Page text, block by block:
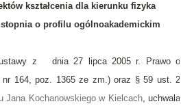
kształcenia dla kierunku fizyka
o profilu ogólnoakademickim
z dnia 27 lipca 2005 r. Prawo o
164, poz. 1365 ze zm.) oraz § 59 ust. 2
Jana Kochanowskiego w Kielcach, uchwala